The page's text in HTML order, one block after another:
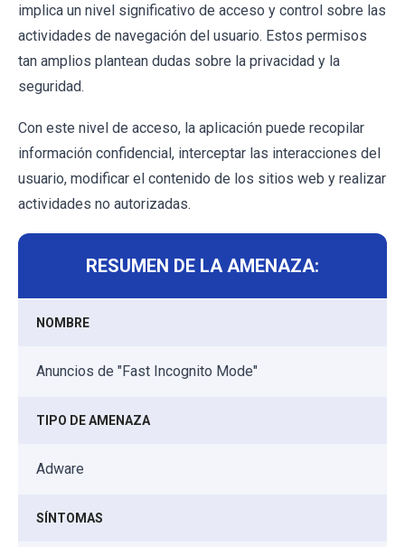
implica un nivel significativo de acceso y control sobre las
actividades de navegación del usuario. Estos permisos
tan amplios plantean dudas sobre la privacidad y la
seguridad.
Con este nivel de acceso, la aplicación puede recopilar
información confidencial, interceptar las interacciones del
usuario, modificar el contenido de los sitios web y realizar
actividades no autorizadas.
RESUMEN DE LA AMENAZA:
NOMBRE
Anuncios de "Fast Incognito Mode"
TIPO DE AMENAZA
Adware
SÍNTOMAS